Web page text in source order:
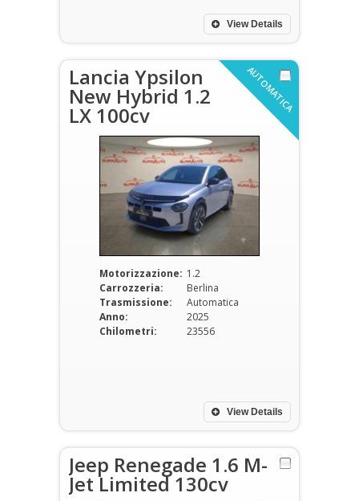
View Details
AUTOMATICA
Lancia Ypsilon
New Hybrid 1.2
LX 100cv
Motorizzazione: 1.2
Carrozzeria:
Berlina
Trasmissione:
Automatica
Anno:
2025
Chilometri:
23556
View Details
Jeep Renegade 1.6 M-
Jet Limited 130cv